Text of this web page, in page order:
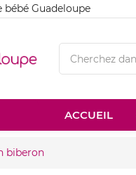
Guadeloupe
ACCUEIL
biberon